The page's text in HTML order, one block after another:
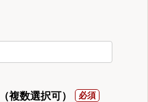
複数選択可）